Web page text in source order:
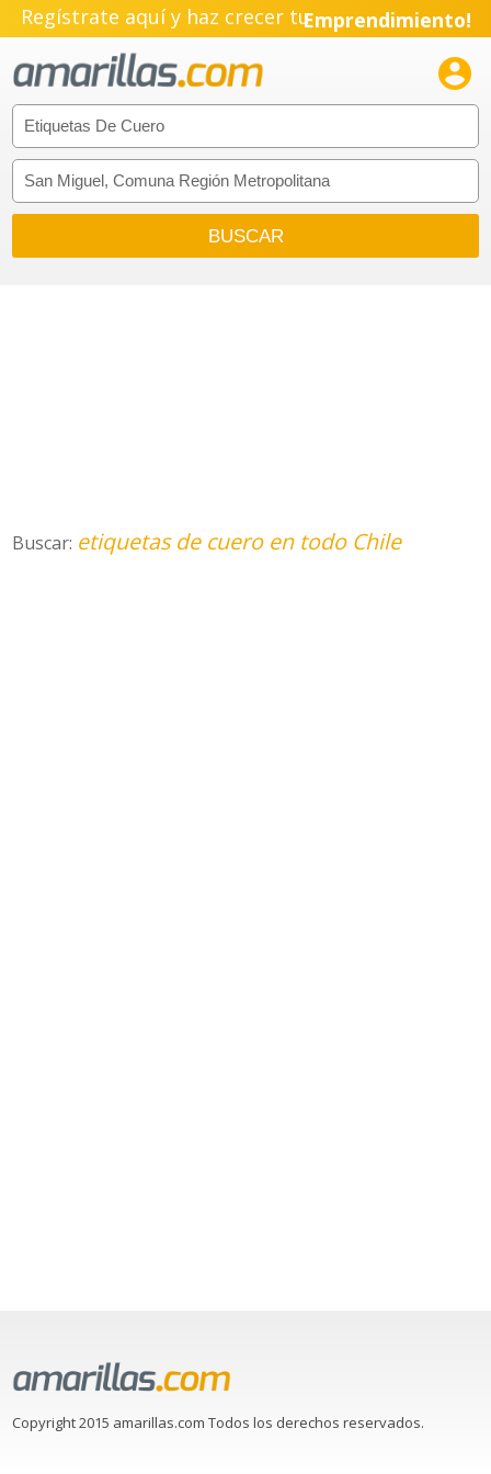
Regístrate aquí y haz crecer tuEmprendimiento!

Buscar: etiquetas de cuero en todo Chile
Copyright 2015 amarillas.com Todos los derechos reservados.